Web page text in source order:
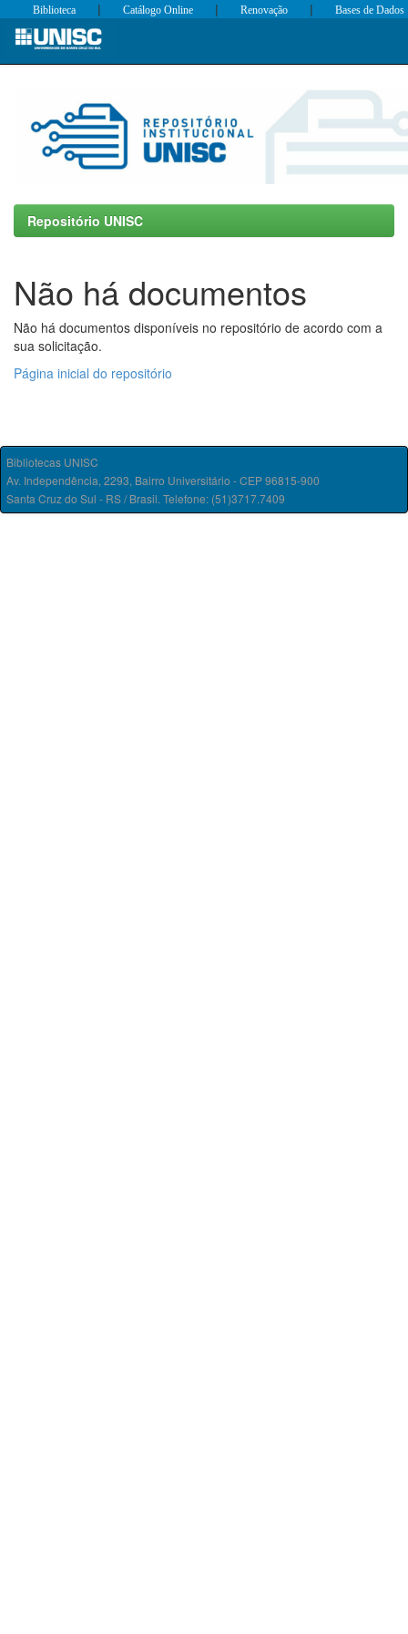
Skip
Biblioteca | Catálogo Online | Renovação | Bases de Dados
Repositório UNISC
Não há documentos
Não há documentos disponíveis no repositório de acordo com a
sua solicitação.
Página inicial do repositório
Bibliotecas UNISC
Av. Independência, 2293, Bairro Universitário - CEP 96815-900
Santa Cruz do Sul - RS / Brasil. Telefone: (51)3717.7409